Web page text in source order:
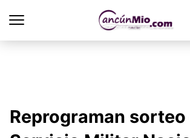
Reprograman sorteo